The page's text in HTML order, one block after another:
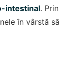
intestinal. Prin
în vârstă să